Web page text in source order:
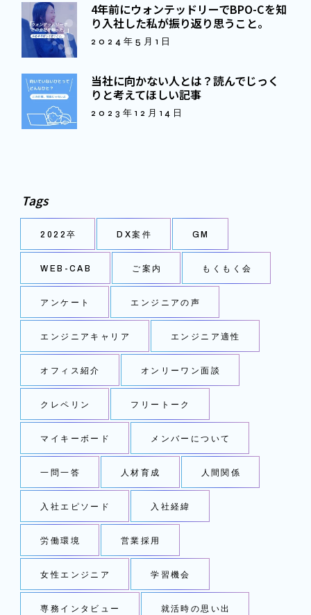
4年前にウォンテッドリーでBPO-Cを知
り入社した私が振り返り思うこと。
2024年5月1日
当社に向かない人とは？読んでじっく
りと考えてほしい記事
2023年12月14日
Tags
2022卒 DX案件 GM
WEB-CAB ご案内 もくもく会
アンケート エンジニアの声
エンジニアキャリア エンジニア適性
オフィス紹介 オンリーワン面談
クレペリン フリートーク
マイキーボード メンバーについて
一問一答 人材育成 人間関係
入社エピソード 入社経緯
労働環境 営業採用
女性エンジニア 学習機会
専務インタビュー 就活時の思い出